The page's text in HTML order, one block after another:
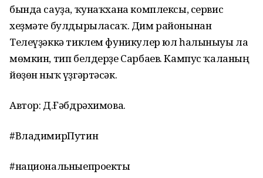
бында сауҙа, ҡунаҡхана комплексы, сервис
хеҙмәте булдырыласаҡ. Дим районынан
Телеүҙәккә тиклем фуникулер юл һалыныуы ла
мөмкин, тип белдерҙе Сарбаев. Кампус ҡаланың
йөҙөн ныҡ үҙгәртәсәк.
Автор: Д.Ғәбдрәхимова.
#ВладимирПутин
#национальныепроекты